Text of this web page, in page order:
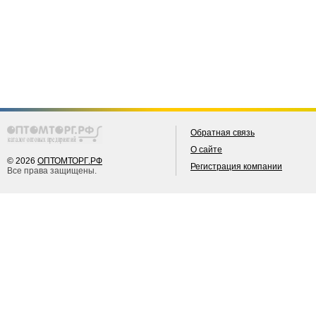
© 2026 ОПТОМТОРГ.РФ
Все права защищены.
Обратная связь
О сайте
Регистрация компании